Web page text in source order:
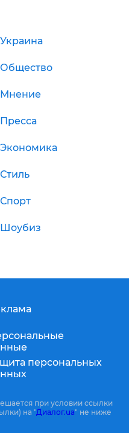
Украина
Общество
Мнение
Пресса
Экономика
Стиль
Спорт
Шоубиз
персональных
при условии ссылки
на "Диалог.ua" не ниже